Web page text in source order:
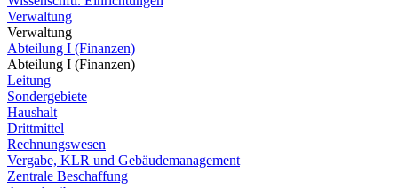
Verwaltung
Verwaltung
Abteilung I (Finanzen)
Abteilung I (Finanzen)
Leitung
Sondergebiete
Haushalt
Drittmittel
Rechnungswesen
Vergabe, KLR und Gebäudemanagement
Zentrale Beschaffung